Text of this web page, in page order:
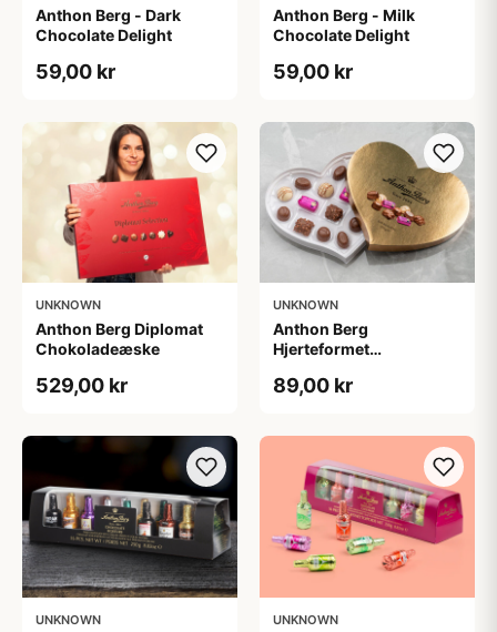
Anthon Berg - Dark
Chocolate Delight
59,00 kr
Anthon Berg - Milk
Chocolate Delight
59,00 kr
UNKNOWN
Anthon Berg Diplomat
Chokoladeæske
529,00 kr
UNKNOWN
Anthon Berg
Hjerteformet
89,00 kr
UNKNOWN UNKNOWN